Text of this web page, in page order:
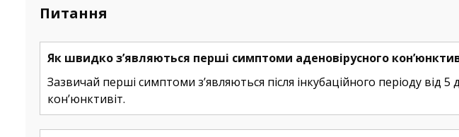
Питання
Як швидко з’являються перші симптоми аденовірусного
Зазвичай перші симптоми з’являються після інкубаційного періоду від
кон’юнктивіт.